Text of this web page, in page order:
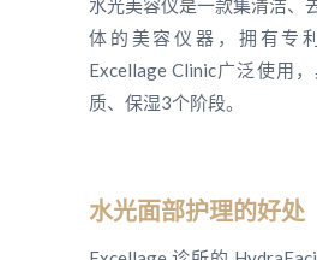
水光美容仪是一款集清洁、
体的美容仪器，拥有专
Excellage Clinic广泛使用
质、保湿3个阶段。
水光面部护理的好处